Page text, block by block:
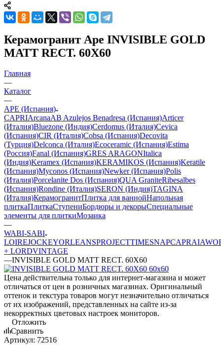
Керамогранит Ape INVISIBLE GOLD
MATT RECT. 60X60
Главная
—
Каталог
—
APE (Испания)
CAPRIArcanaAB Azulejos Benadresa (Испания)Articer
(Италия)Bluezone (Индия)Cerdomus (Италия)Cevica
(Испания)CIR (Италия)Cobsa (Испания)Decovita
(Турция)Delconca (Италия)Ecoceramic (Испания)Estima
(Россия)Fanal (Испания)GRES ARAGONItalica
(Индия)Keramex (Испания)KERAMIKOS (Испания)Keratile
(Испания)Myconos (Испания)Newker (Испания)Polis
(Италия)Porcelanite Dos (Испания)QUA GraniteRibesalbes
(Испания)Rondine (Италия)SERON (Индия)TAGINA
(Италия)КерамогранитПлитка для ваннойНапольная
плиткаПлиткаСтупениБордюры и декорыСпециальные
элементы для плиткиМозаика
—
WABI-SABI
LOIREJOCKEYORLEANSPROJECTTIMESNAPCAPRAIA
+ LORDVINTAGE
—INVISIBLE GOLD MATT RECT. 60X60
Цена действительна только для интернет-магазина и может
отличаться от цен в розничных магазинах. Оригинальный
оттенок и текстура товаров могут незначительно отличаться
от их изображений, представленных на сайте из-за
некорректных цветовых настроек мониторов.
Отложить
Сравнить
Артикул: 72516